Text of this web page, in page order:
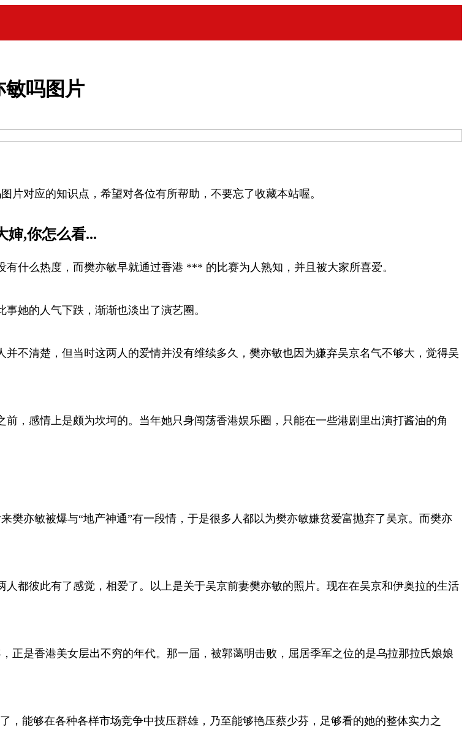
敏吗图片
对应的知识点，希望对各位有所帮助，不要忘了收藏本站喔。
婶,你怎么看...
什么热度，而樊亦敏早就通过香港 *** 的比赛为人熟知，并且被大家所喜爱。
她的人气下跌，渐渐也淡出了演艺圈。
不清楚，但当时这两人的爱情并没有维续多久，樊亦敏也因为嫌弃吴京名气不够大，觉得吴
，感情上是颇为坎坷的。当年她只身闯荡香港娱乐圈，只能在一些港剧里出演打酱油的角
樊亦敏被爆与“地产神通”有一段情，于是很多人都以为樊亦敏嫌贫爱富抛弃了吴京。而樊亦
都彼此有了感觉，相爱了。以上是关于吴京前妻樊亦敏的照片。现在在吴京和伊奥拉的生活
正是香港美女层出不穷的年代。那一届，被郭蔼明击败，屈居季军之位的是乌拉那拉氏娘娘
，能够在各种各样市场竞争中技压群雄，乃至能够艳压蔡少芬，足够看的她的整体实力之